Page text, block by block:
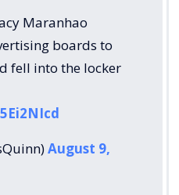
Maranhao
boards to
fell into the locker
August 9,